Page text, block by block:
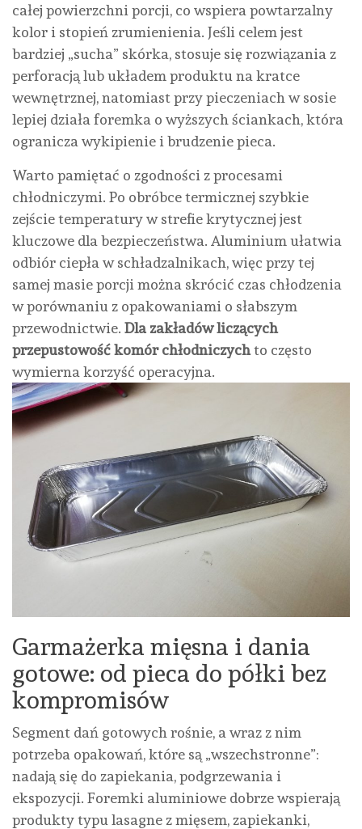
całej powierzchni porcji, co wspiera powtarzalny
kolor i stopień zrumienienia. Jeśli celem jest
bardziej „sucha” skórka, stosuje się rozwiązania z
perforacją lub układem produktu na kratce
wewnętrznej, natomiast przy pieczeniach w sosie
lepiej działa foremka o wyższych ściankach, która
ogranicza wykipienie i brudzenie pieca.
Warto pamiętać o zgodności z procesami
chłodniczymi. Po obróbce termicznej szybkie
zejście temperatury w strefie krytycznej jest
kluczowe dla bezpieczeństwa. Aluminium ułatwia
odbiór ciepła w schładzalnikach, więc przy tej
samej masie porcji można skrócić czas chłodzenia
w porównaniu z opakowaniami o słabszym
przewodnictwie. Dla zakładów liczących
przepustowość komór chłodniczychto często
wymierna korzyść operacyjna.
Garmażerka mięsna i dania
gotowe: od pieca do półki bez
kompromisów
Segment dań gotowych rośnie, a wraz z nim
potrzeba opakowań, które są „wszechstronne”:
nadają się do zapiekania, podgrzewania i
ekspozycji. Foremki aluminiowe dobrze wspierają
produkty typu lasagne z mięsem, zapiekanki,